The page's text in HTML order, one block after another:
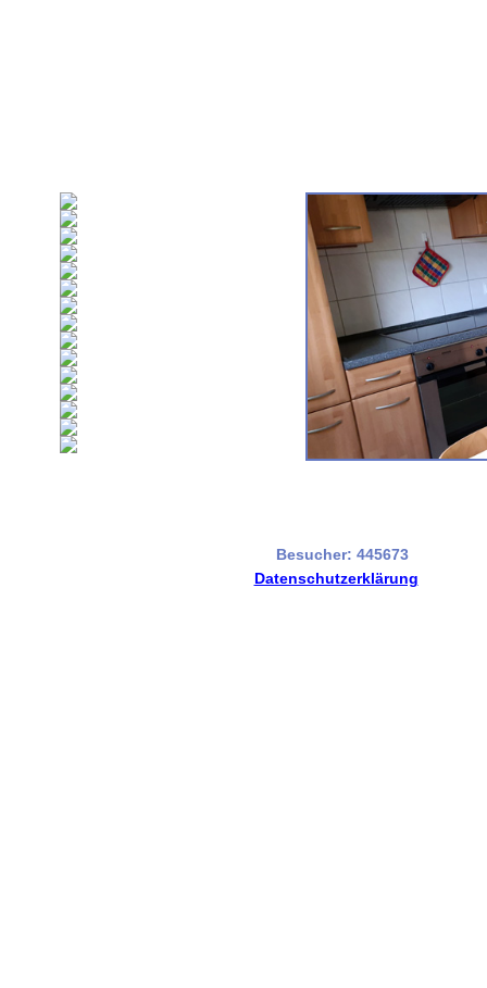
Besucher: 445673
Datenschutzerklärung